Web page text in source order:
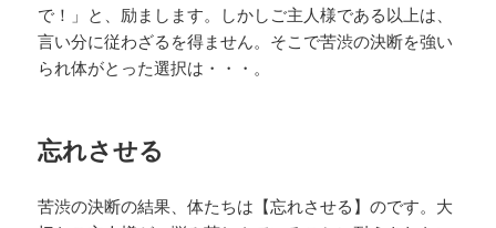
で！」と、励まします。しかしご主人様である以上は、
言い分に従わざるを得ません。そこで苦渋の決断を強い
られ体がとった選択は・・・。
忘れさせる
苦渋の決断の結果、体たちは【忘れさせる】のです。大